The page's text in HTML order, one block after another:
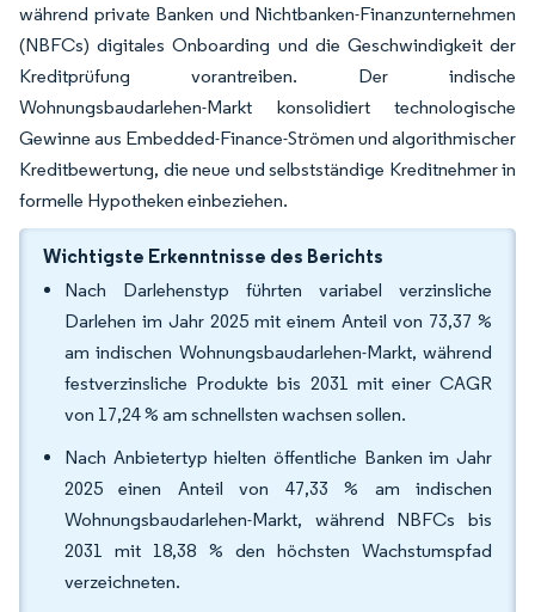
während private Banken und Nichtbanken-Finanzunternehmen
(NBFCs) digitales Onboarding und die Geschwindigkeit der
Kreditprüfung vorantreiben. Der indische
Wohnungsbaudarlehen-Markt konsolidiert technologische
Gewinne aus Embedded-Finance-Strömen und algorithmischer
Kreditbewertung, die neue und selbstständige Kreditnehmer in
formelle Hypotheken einbeziehen.
Wichtigste Erkenntnisse des Berichts
Nach Darlehenstyp führten variabel verzinsliche
Darlehen im Jahr 2025 mit einem Anteil von 73,37 %
am indischen Wohnungsbaudarlehen-Markt, während
festverzinsliche Produkte bis 2031 mit einer CAGR
von 17,24 % am schnellsten wachsen sollen.
Nach Anbietertyp hielten öffentliche Banken im Jahr
2025 einen Anteil von 47,33 % am indischen
Wohnungsbaudarlehen-Markt, während NBFCs bis
2031 mit 18,38 % den höchsten Wachstumspfad
verzeichneten.